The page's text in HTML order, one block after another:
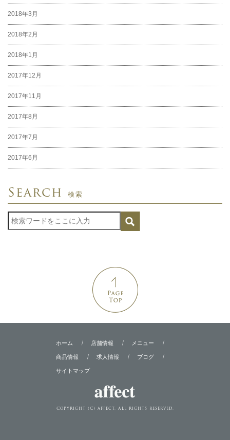
2018年3月
2018年2月
2018年1月
2017年12月
2017年11月
2017年8月
2017年7月
2017年6月
Search 検索
ホーム 店舗情報
メニュー
商品情報
求人情報
ブログ
サイトマップ
Copyright (C) affect. All rights reserved.